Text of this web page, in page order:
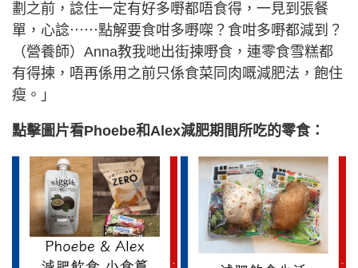
劃之前，諗住一定有好多嘢都唔食得，一見到張餐
單，心諗⋯⋯點解要食咁多嘢㗎？食咁多嘢都減到？
（營養師）Anna教我哋出街揀嘢食，連零食雪糕都
有得揀，唔再係用之前只係食菜同肉嘅減肥法，飽住
瘦。」
點擊圖片看Phoebe和Alex減肥期間所吃的零食：